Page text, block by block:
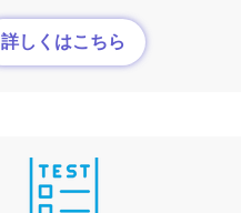
詳しくはこちら